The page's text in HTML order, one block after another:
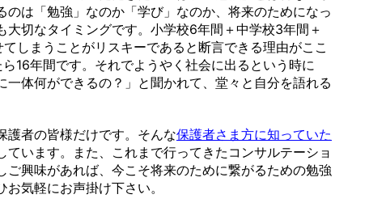
は「勉強」なのか「学び」なのか、将来のためになっ
切なタイミングです。小学校6年間＋中学校3年間＋
しまうことがリスキーであると断言できる理由がここ
16年間です。それでようやく社会に出るという時に
一体何ができるの？」と聞かれて、堂々と自分を語れる
護者の皆様だけです。そんな保護者さま方に知っていた
ています。また、これまで行ってきたコンサルテーショ
興味があれば、今こそ将来のために繋がるための勉強
気軽にお声掛け下さい。